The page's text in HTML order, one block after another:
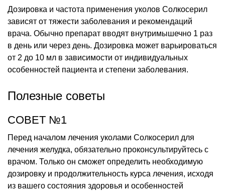
Дозировка и частота применения уколов Солкосерил
зависят от тяжести заболевания и рекомендаций
врача. Обычно препарат вводят внутримышечно 1 раз
в день или через день. Дозировка может варьироваться
от 2 до 10 мл в зависимости от индивидуальных
особенностей пациента и степени заболевания.
Полезные советы
СОВЕТ №1
Перед началом лечения уколами Солкосерил для
лечения желудка, обязательно проконсультируйтесь с
врачом. Только он сможет определить необходимую
дозировку и продолжительность курса лечения, исходя
из вашего состояния здоровья и особенностей